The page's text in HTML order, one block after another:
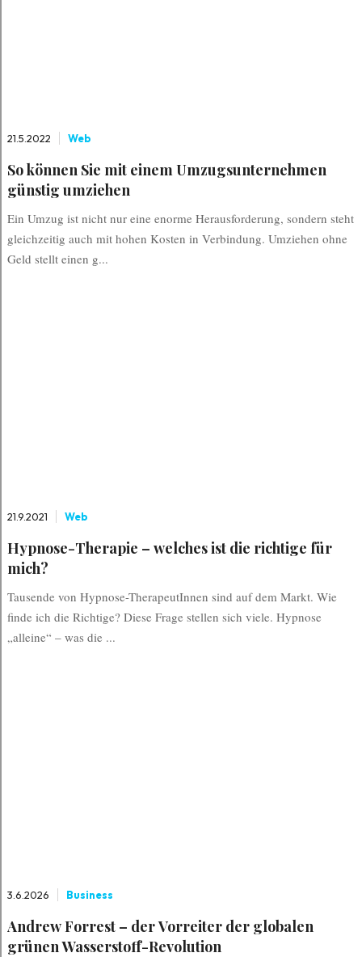
21.5.2022 Web
So können Sie mit einem Umzugsunternehmen
günstig umziehen
Ein Umzug ist nicht nur eine enorme Herausforderung, sondern steht
gleichzeitig auch mit hohen Kosten in Verbindung. Umziehen ohne
Geld stellt einen g...
21.9.2021 Web
Hypnose-Therapie – welches ist die richtige für
mich?
Tausende von Hypnose-TherapeutInnen sind auf dem Markt. Wie
finde ich die Richtige? Diese Frage stellen sich viele. Hypnose
„alleine“ – was die ...
3.6.2026 Business
Andrew Forrest – der Vorreiter der globalen
grünen Wasserstoff-Revolution